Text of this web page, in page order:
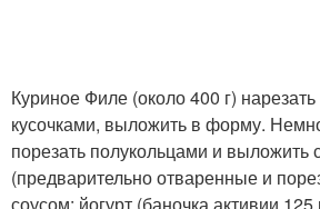
Куриное Филе (около 400 г)
кусочками, выложить в форму.
порезать полукольцами и выложить
(предварительно отваренные и